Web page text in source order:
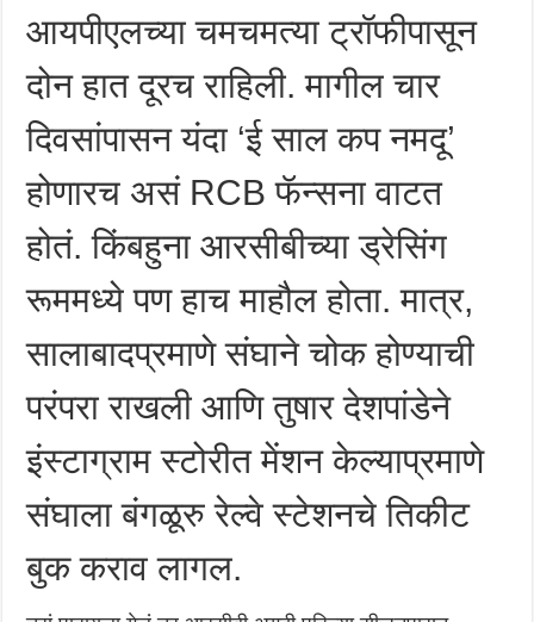
आयपीएलच्या चमचमत्या ट्रॉफीपासून
दोन हात दूरच राहिली. मागील चार
दिवसांपासन यंदा ‘ई साल कप नमदू’
होणारच असं RCB फॅन्सना वाटत
होतं. किंबहुना आरसीबीच्या ड्रेसिंग
रूममध्ये पण हाच माहौल होता. मात्र,
सालाबादप्रमाणे संघाने चोक होण्याची
परंपरा राखली आणि तुषार देशपांडेने
इंस्टाग्राम स्टोरीत मेंशन केल्याप्रमाणे
संघाला बंगळूरु रेल्वे स्टेशनचे तिकीट
बुक कराव लागल.